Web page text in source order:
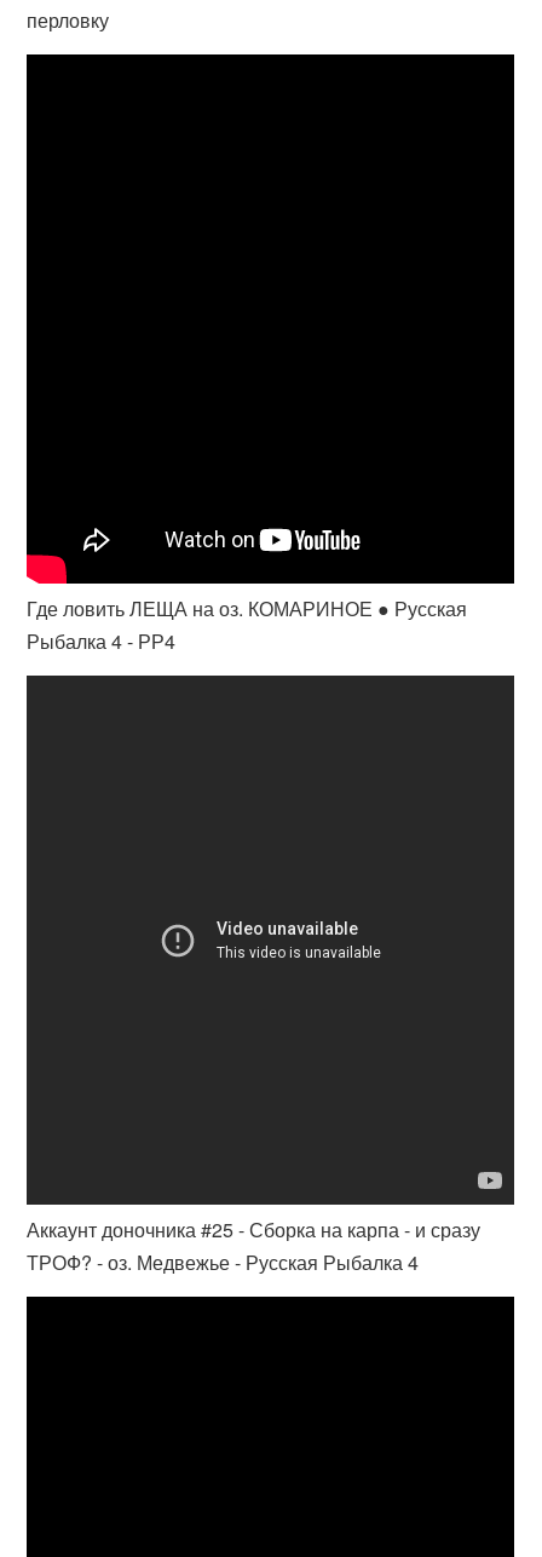
перловку
Где ловить ЛЕЩА на оз. КОМАРИНОЕ ● Русская
Рыбалка 4 - РР4
Аккаунт доночника #25 - Сборка на карпа - и сразу
ТРОФ? - оз. Медвежье - Русская Рыбалка 4